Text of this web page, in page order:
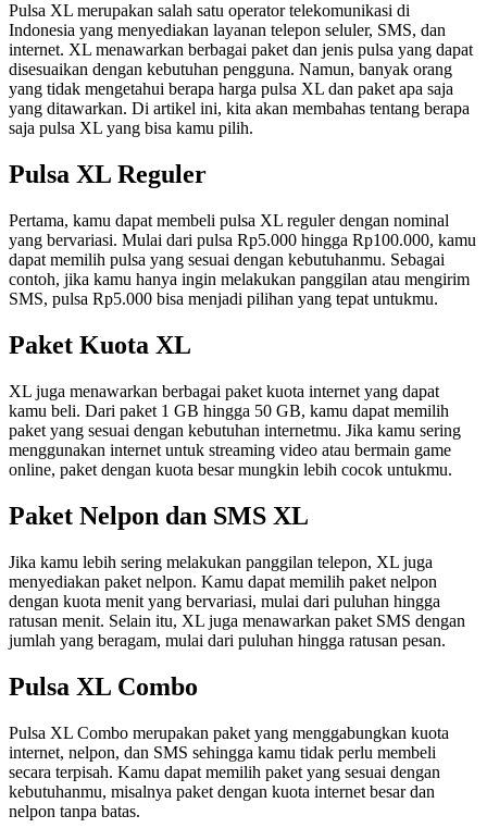
Pulsa XL merupakan salah satu operator telekomunikasi di
Indonesia yang menyediakan layanan telepon seluler, SMS, dan
internet. XL menawarkan berbagai paket dan jenis pulsa yang dapat
disesuaikan dengan kebutuhan pengguna. Namun, banyak orang
yang tidak mengetahui berapa harga pulsa XL dan paket apa saja
yang ditawarkan. Di artikel ini, kita akan membahas tentang berapa
saja pulsa XL yang bisa kamu pilih.
Pulsa XL Reguler
Pertama, kamu dapat membeli pulsa XL reguler dengan nominal
yang bervariasi. Mulai dari pulsa Rp5.000 hingga Rp100.000, kamu
dapat memilih pulsa yang sesuai dengan kebutuhanmu. Sebagai
contoh, jika kamu hanya ingin melakukan panggilan atau mengirim
SMS, pulsa Rp5.000 bisa menjadi pilihan yang tepat untukmu.
Paket Kuota XL
XL juga menawarkan berbagai paket kuota internet yang dapat
kamu beli. Dari paket 1 GB hingga 50 GB, kamu dapat memilih
paket yang sesuai dengan kebutuhan internetmu. Jika kamu sering
menggunakan internet untuk streaming video atau bermain game
online, paket dengan kuota besar mungkin lebih cocok untukmu.
Paket Nelpon dan SMS XL
Jika kamu lebih sering melakukan panggilan telepon, XL juga
menyediakan paket nelpon. Kamu dapat memilih paket nelpon
dengan kuota menit yang bervariasi, mulai dari puluhan hingga
ratusan menit. Selain itu, XL juga menawarkan paket SMS dengan
jumlah yang beragam, mulai dari puluhan hingga ratusan pesan.
Pulsa XL Combo
Pulsa XL Combo merupakan paket yang menggabungkan kuota
internet, nelpon, dan SMS sehingga kamu tidak perlu membeli
secara terpisah. Kamu dapat memilih paket yang sesuai dengan
kebutuhanmu, misalnya paket dengan kuota internet besar dan
nelpon tanpa batas.